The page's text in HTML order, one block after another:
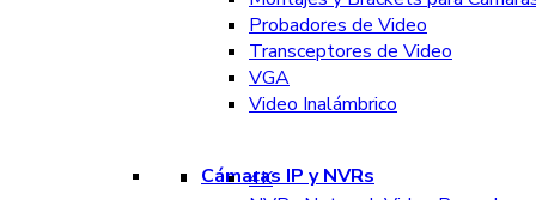
Probadores de Video
Transceptores de Video
VGA
Video Inalámbrico
Cámaras IP y NVRs
4K